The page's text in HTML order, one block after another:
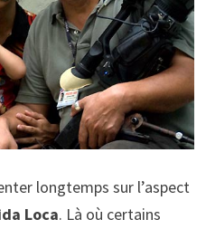
longtemps sur l’aspect
Loca. Là où certains